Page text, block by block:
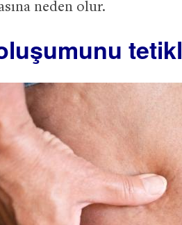
neden olur.